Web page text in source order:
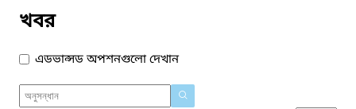
খবর
এডভান্সড অপশনগুলো দেখান